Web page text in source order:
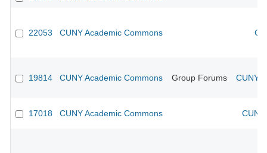
22053 CUNY Academic Commons
19814 CUNY Academic Commons Group Forums CUNY
17018 CUNY Academic Commons